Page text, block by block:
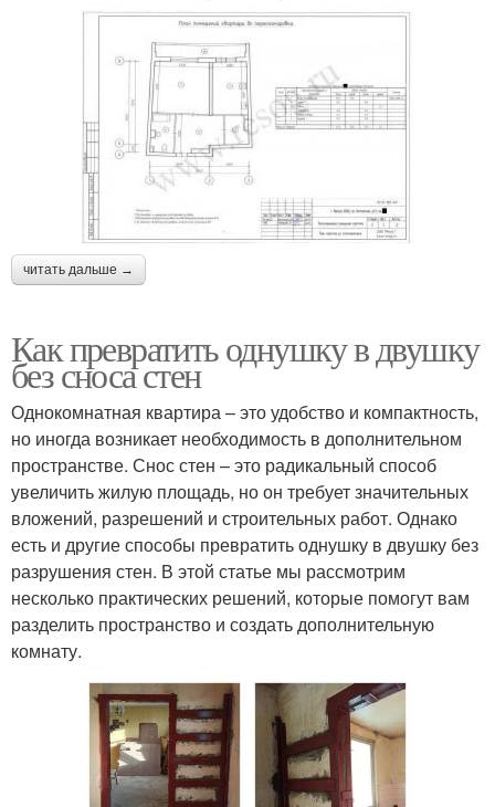
читать дальше →
Как превратить однушку в двушку
без сноса стен
Однокомнатная квартира – это удобство и компактность,
но иногда возникает необходимость в дополнительном
пространстве. Снос стен – это радикальный способ
увеличить жилую площадь, но он требует значительных
вложений, разрешений и строительных работ. Однако
есть и другие способы превратить однушку в двушку без
разрушения стен. В этой статье мы рассмотрим
несколько практических решений, которые помогут вам
разделить пространство и создать дополнительную
комнату.